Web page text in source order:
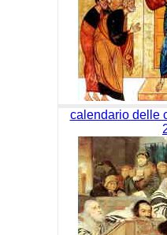
calendario delle